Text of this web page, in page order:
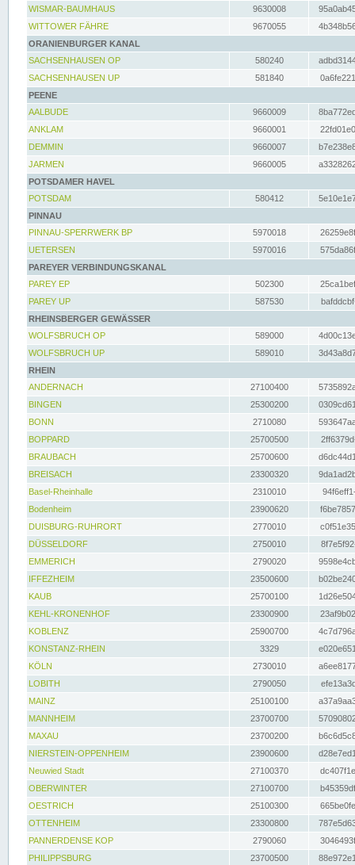
WISMAR-BAUMHAUS
9630008
WITTOWER FÄHRE
9670055
ORANIENBURGER KANAL
SACHSENHAUSEN OP
580240
SACHSENHAUSEN UP
581840
PEENE
AALBUDE
9660009
ANKLAM
9660001
DEMMIN
9660007
JARMEN
9660005
POTSDAMER HAVEL
POTSDAM
580412
PINNAU
PINNAU-SPERRWERK BP
5970018
UETERSEN
5970016
PAREYER VERBINDUNGSKANAL
PAREY EP
502300
PAREY UP
587530
RHEINSBERGER GEWÄSSER
WOLFSBRUCH OP
589000
WOLFSBRUCH UP
589010
RHEIN
ANDERNACH
27100400
BINGEN
25300200
BONN
2710080
BOPPARD
25700500
BRAUBACH
25700600
BREISACH
23300320
Basel-Rheinhalle
2310010
Bodenheim
23900620
DUISBURG-RUHRORT
2770010
DÜSSELDORF
2750010
EMMERICH
2790020
IFFEZHEIM
23500600
KAUB
25700100
KEHL-KRONENHOF
23300900
KOBLENZ
25900700
KONSTANZ-RHEIN
3329
KÖLN
2730010
LOBITH
2790050
MAINZ
25100100
MANNHEIM
23700700
MAXAU
23700200
NIERSTEIN-OPPENHEIM
23900600
Neuwied Stadt
27100370
OBERWINTER
27100700
OESTRICH
25100300
OTTENHEIM
23300800
PANNERDENSE KOP
2790060
PHILIPPSBURG
23700500